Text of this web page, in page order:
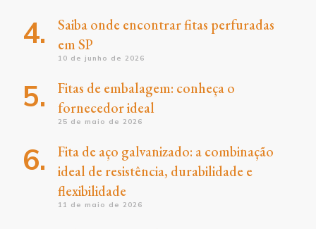
Saiba onde encontrar fitas perfuradas
em SP
10 de junho de 2026
Fitas de embalagem: conheça o
fornecedor ideal
25 de maio de 2026
Fita de aço galvanizado: a combinação
ideal de resistência, durabilidade e
flexibilidade
11 de maio de 2026